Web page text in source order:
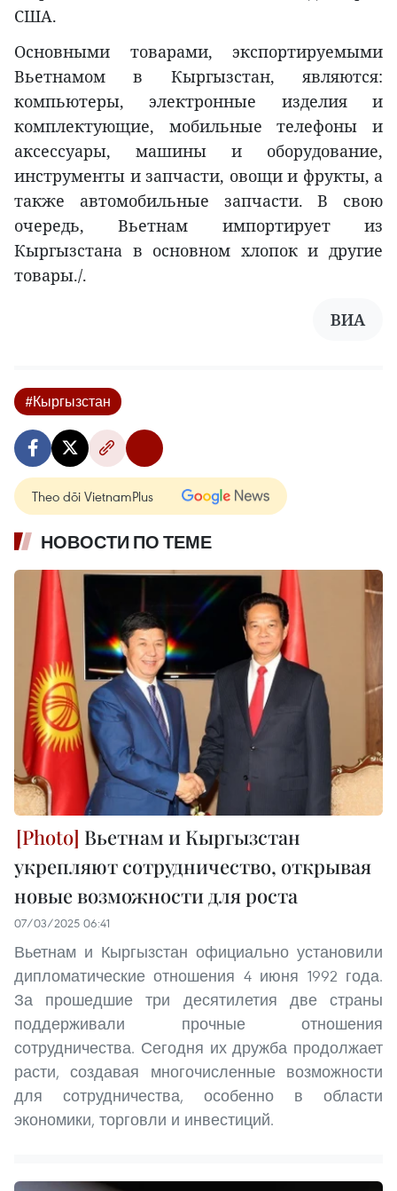
США.
Основными товарами, экспортируемыми
Вьетнамом в Кыргызстан, являются:
компьютеры, электронные изделия и
комплектующие, мобильные телефоны и
аксессуары, машины и оборудование,
инструменты и запчасти, овощи и фрукты, а
также автомобильные запчасти. В свою
очередь, Вьетнам импортирует из
Кыргызстана в основном хлопок и другие
товары./.
ВИА
#Кыргызстан
Theo dõi VietnamPlus
НОВОСТИ ПО ТЕМЕ
Вьетнам и Кыргызстан
укрепляют сотрудничество, открывая
новые возможности для роста
07/03/2025 06:41
Вьетнам и Кыргызстан официально установили
дипломатические отношения 4 июня 1992 года.
За прошедшие три десятилетия две страны
поддерживали прочные отношения
сотрудничества. Сегодня их дружба продолжает
расти, создавая многочисленные возможности
для сотрудничества, особенно в области
экономики, торговли и инвестиций.